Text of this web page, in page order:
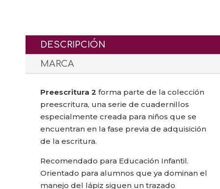
DESCRIPCIÓN
MARCA
Preescritura 2 forma parte de la colección
preescritura, una serie de cuadernillos
especialmente creada para niños que se
encuentran en la fase previa de adquisición
de la escritura.
Recomendado para Educación Infantil.
Orientado para alumnos que ya dominan el
manejo del lápiz siguen un trazado